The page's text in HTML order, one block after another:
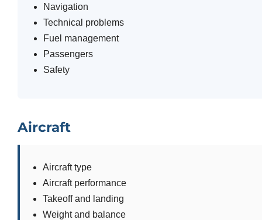
Navigation
Technical problems
Fuel management
Passengers
Safety
Aircraft
Aircraft type
Aircraft performance
Takeoff and landing
Weight and balance